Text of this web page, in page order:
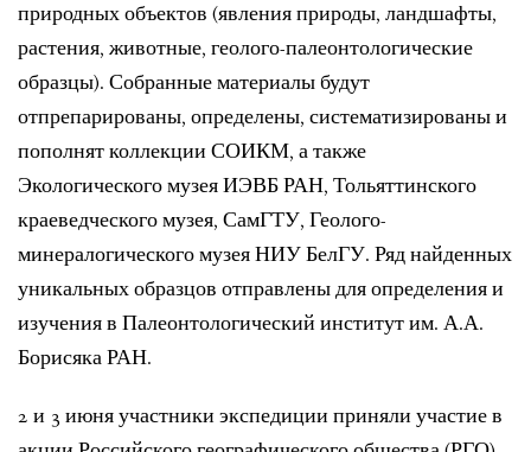
природных объектов (явления природы, ландшафты,
растения, животные, геолого-палеонтологические
образцы). Собранные материалы будут
отпрепарированы, определены, систематизированы и
пополнят коллекции СОИКМ, а также
Экологического музея ИЭВБ РАН, Тольяттинского
краеведческого музея, СамГТУ, Геолого-
минералогического музея НИУ БелГУ. Ряд найденных
уникальных образцов отправлены для определения и
изучения в Палеонтологический институт им. А.А.
Борисяка РАН.
2 и 3 июня участники экспедиции приняли участие в